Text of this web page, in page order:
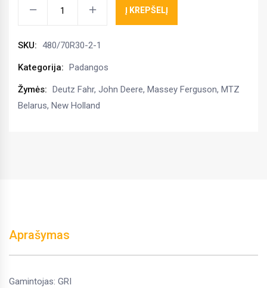
GREEN
EX
RT100
TT-
Į KREPŠELĮ
SKU: 480/70R30-2-1
Kategorija: Padangos
Žymės: Deutz Fahr, John Deere, Massey Ferguson, MTZ
Belarus, New Holland
Aprašymas
Gamintojas: GRI